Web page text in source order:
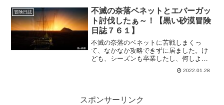
後、シャイでアビスグリフォン倒せた！
冒険日誌
不滅の奈落ベネットとエバーガッ
ト討伐したぁ～！【黒い砂漠冒険
日誌７６１】
不滅の奈落のベネットに苦戦しまくっ
て、なかなか攻略できずに居ました。け
ども、シーズンも卒業したし、何しよー
ってなった時にリブートのおかげでだい
ぶ強くなった気がしたので、もしかして
2022.01.28
スポンサーリンク